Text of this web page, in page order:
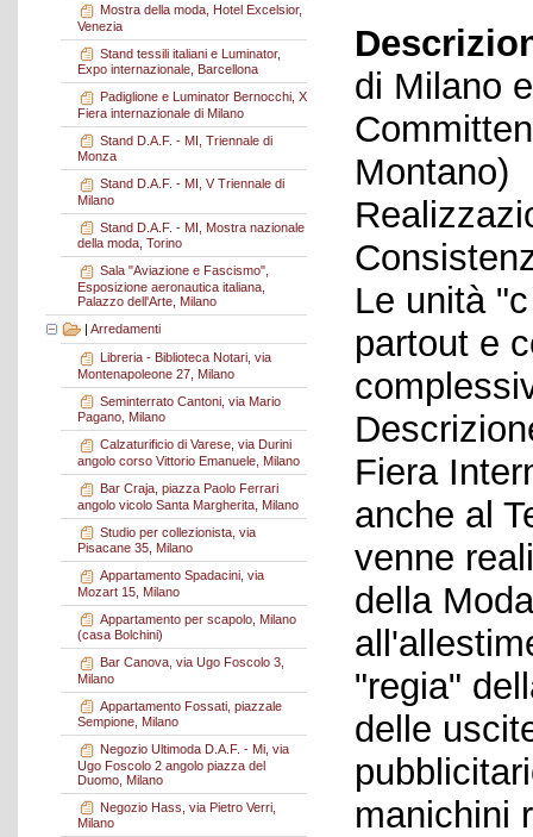
Mostra della moda, Hotel Excelsior,
Venezia
Stand tessili italiani e Luminator,
Expo internazionale, Barcellona
Padiglione e Luminator Bernocchi, X
Fiera internazionale di Milano
Stand D.A.F. - MI, Triennale di
Monza
Stand D.A.F. - MI, V Triennale di
Milano
Stand D.A.F. - MI, Mostra nazionale
della moda, Torino
Sala "Aviazione e Fascismo",
Esposizione aeronautica italiana,
Palazzo dell'Arte, Milano
| Arredamenti
Libreria - Biblioteca Notari, via
Montenapoleone 27, Milano
Seminterrato Cantoni, via Mario
Pagano, Milano
Calzaturificio di Varese, via Durini
angolo corso Vittorio Emanuele, Milano
Bar Craja, piazza Paolo Ferrari
angolo vicolo Santa Margherita, Milano
Studio per collezionista, via
Pisacane 35, Milano
Appartamento Spadacini, via
Mozart 15, Milano
Appartamento per scapolo, Milano
(casa Bolchini)
Bar Canova, via Ugo Foscolo 3,
Milano
Appartamento Fossati, piazzale
Sempione, Milano
Negozio Ultimoda D.A.F. - Mi, via
Ugo Foscolo 2 angolo piazza del
Duomo, Milano
Negozio Hass, via Pietro Verri,
Milano
di Milano
Montano)
Le unità
partout e
Fiera
anche al
venne
della
"regia"
delle
manichini